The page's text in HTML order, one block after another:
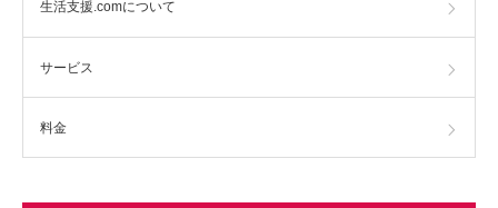
生活支援.comについて
サービス
料金